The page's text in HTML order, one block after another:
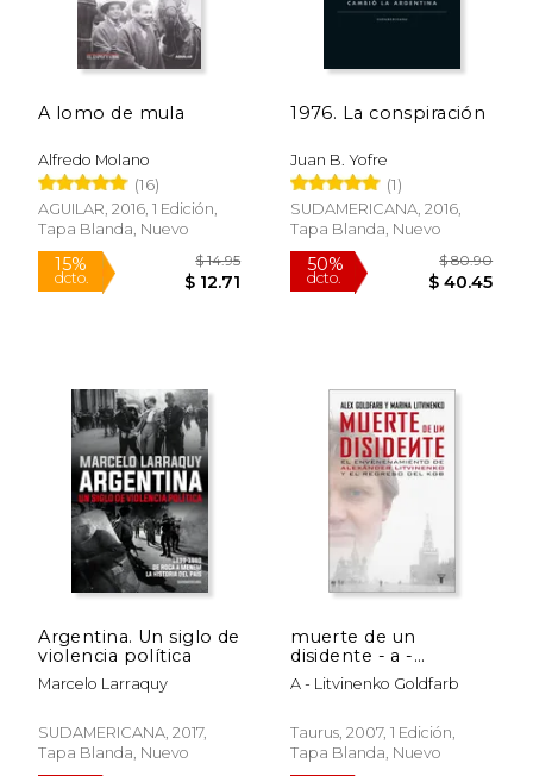
50%
dcto.
$ 47.80
$ 23.90
50%
dcto. $
A lomo de mula
Alfredo Molano
(16)
AGUILAR, 2016, 1 Edición,
Tapa Blanda, Nuevo
1976. La conspiración
Juan B. Yofre
(1)
SUDAMERICANA, 2016,
Tapa Blanda, Nuevo
Argentina. Un siglo de
violencia política
Marcelo Larraquy
SUDAMERICANA, 2017,
Tapa Blanda, Nuevo
muerte de un
disidente - a -
litvinenko goldfarb -
libro físico
A - Litvinenko Goldfarb
Taurus, 2007, 1 Edición,
Tapa Blanda, Nuevo